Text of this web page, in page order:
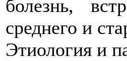
болезнь,
среднего и
Этиология и